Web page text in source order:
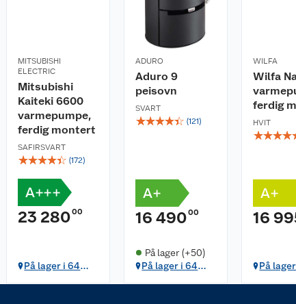
MITSUBISHI
ELECTRIC
Mitsubishi
Kaiteki 6600
varmepumpe,
ferdig montert
SAFIRSVART
☆☆☆☆☆ (172)
A+++
23 28000
På lager i 64
ADURO
Aduro 9
peisovn
SVART
☆☆☆☆☆ (121)
A+
16 49000
På lager (+50)
På lager i 64
WILFA
Wilfa
ferdig
HVIT
☆☆☆☆
A+
16
På